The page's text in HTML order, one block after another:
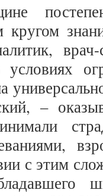
врач-
–
с этим